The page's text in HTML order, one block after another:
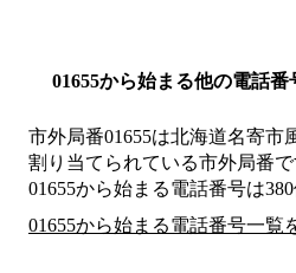
01655から始まる他の電話番
市外局番01655は北海道名寄市
割り当てられている市外局番で
01655から始まる電話番号は
01655から始まる電話番号一覧